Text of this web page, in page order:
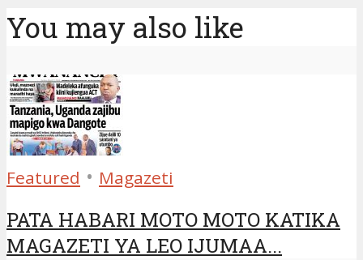
You may also like
Featured • Magazeti
PATA HABARI MOTO MOTO KATIKA
MAGAZETI YA LEO IJUMAA...